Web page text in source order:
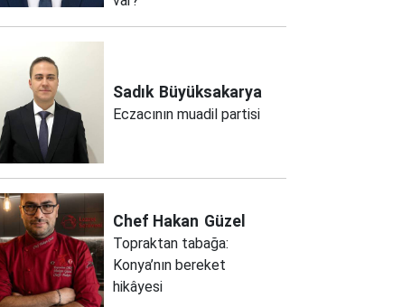
Sadık Büyüksakarya
Eczacının muadil partisi
Chef Hakan Güzel
Topraktan tabağa:
Konya’nın bereket
hikâyesi